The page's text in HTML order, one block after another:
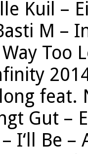
Kuil –
M –
Too
Gut –
I‘ll Be –